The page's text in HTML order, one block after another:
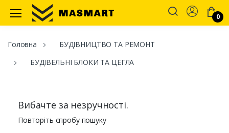
Masmart
Account
0
Головна
БУДІВНИЦТВО ТА РЕМОНТ
БУДІВЕЛЬНІ БЛОКИ ТА ЦЕГЛА
Вибачте за незручності.
Повторіть спробу пошуку